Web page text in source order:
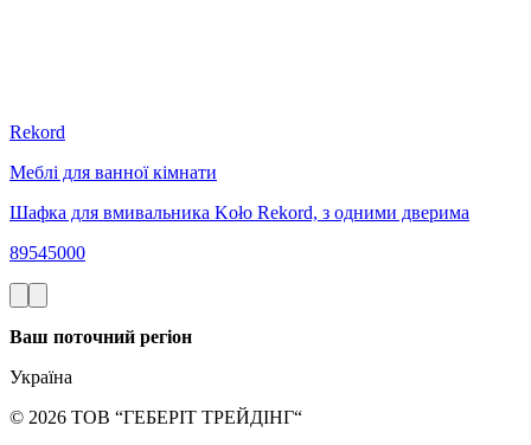
Rekord
Меблі для ванної кімнати
Шафка для вмивальника Koło Rekord, з одними дверима
89545000
Ваш поточний регіон
Україна
© 2026 ТОВ “ГЕБЕРІТ ТРЕЙДІНГ“